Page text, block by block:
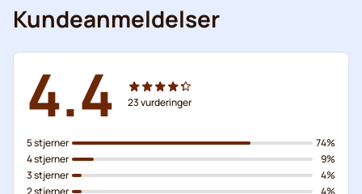
Kundeanmeldelser
4.4 23vurderinger
5 stjerner
4 stjerner
3 stjerner
2 stjerner
74%
9%
4%
4%